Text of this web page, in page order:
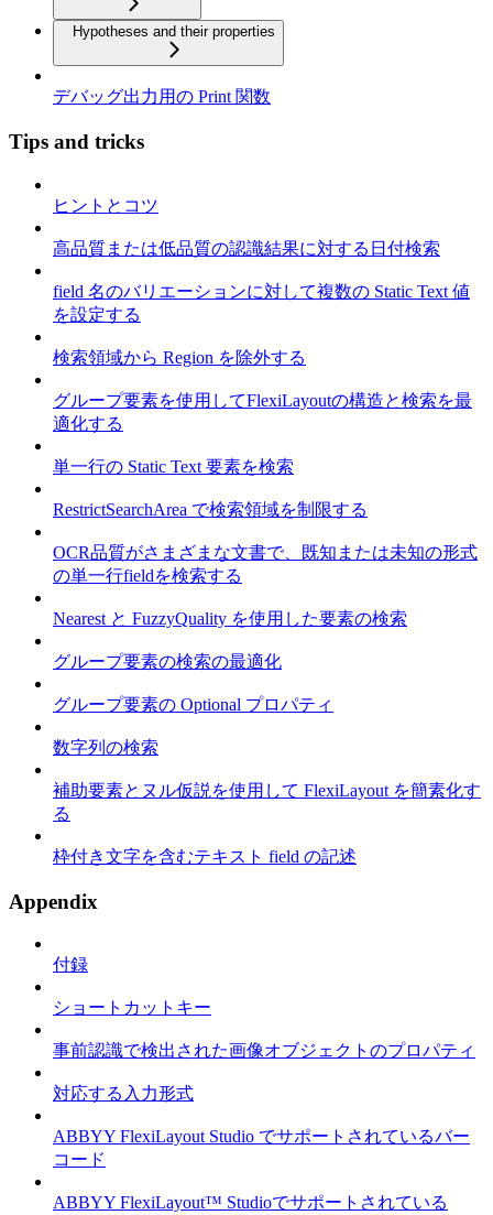
Hypotheses and their properties
デバッグ出力用の Print 関数
Tips and tricks
ヒントとコツ
高品質または低品質の認識結果に対する日付検索
field 名のバリエーションに対して複数の Static Text 値
を設定する
検索領域から Region を除外する
グループ要素を使用してFlexiLayoutの構造と検索を最
適化する
単一行の Static Text 要素を検索
RestrictSearchArea で検索領域を制限する
OCR品質がさまざまな文書で、既知または未知の形式
の単一行fieldを検索する
Nearest と FuzzyQuality を使用した要素の検索
グループ要素の検索の最適化
グループ要素の Optional プロパティ
数字列の検索
補助要素とヌル仮説を使用して FlexiLayout を簡素化す
る
枠付き文字を含むテキスト field の記述
Appendix
付録
ショートカットキー
事前認識で検出された画像オブジェクトのプロパティ
対応する入力形式
ABBYY FlexiLayout Studio でサポートされているバー
コード
ABBYY FlexiLayout™ Studioでサポートされている